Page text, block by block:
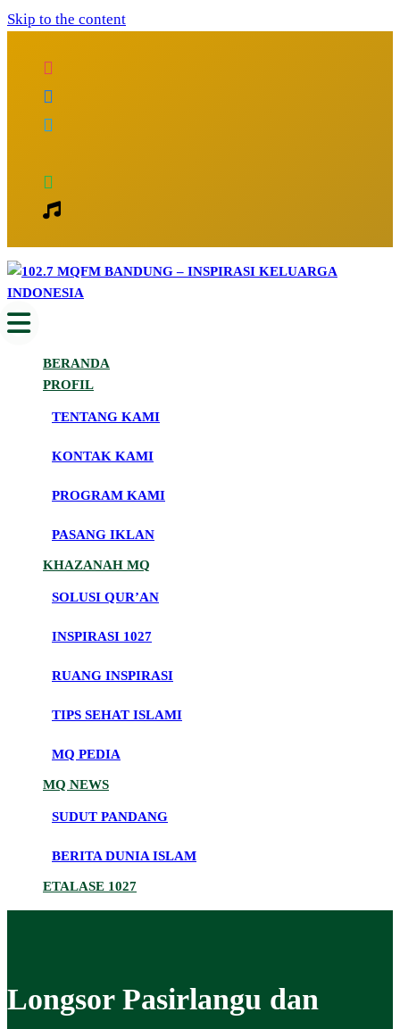
Skip to the content
102.7 MQFM Bandung – Inspirasi
Keluarga Indonesia
Inspirasi Keluarga Indonesia
BERANDA
PROFIL
TENTANG KAMI
KONTAK KAMI
PROGRAM KAMI
PASANG IKLAN
KHAZANAH MQ
SOLUSI QUR’AN
INSPIRASI 1027
RUANG INSPIRASI
TIPS SEHAT ISLAMI
MQ PEDIA
MQ NEWS
SUDUT PANDANG
BERITA DUNIA ISLAM
ETALASE 1027
Longsor Pasirlangu dan